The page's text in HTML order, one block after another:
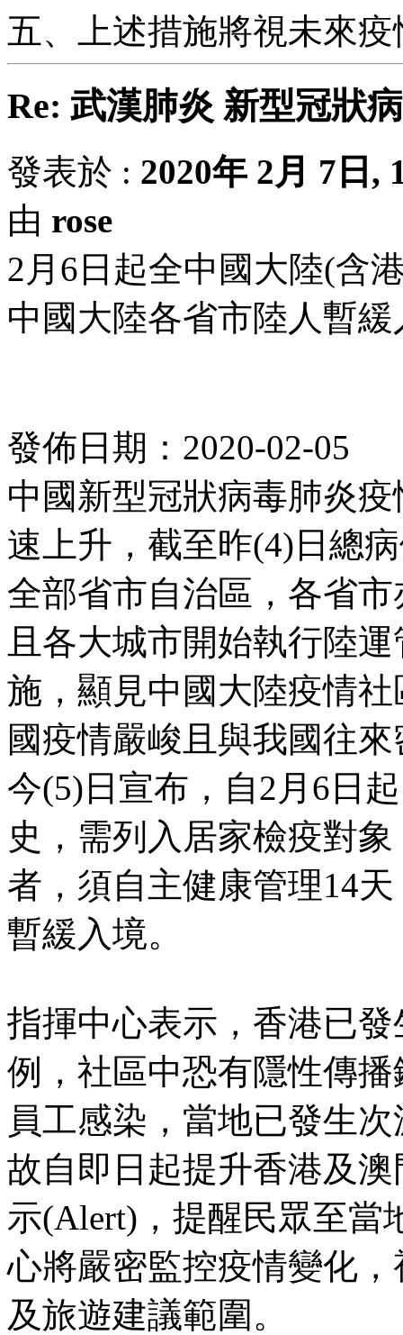
五、上述措施將視未來
Re: 武漢肺炎 新型冠狀
發表於 : 2020年 2月 7日,
由 rose
2月6日起全中國大陸(含
中國大陸各省市陸人暫緩
發佈日期：2020-02-05
中國新型冠狀病毒肺炎
速上升，截至昨(4)日總
全部省市自治區，各省
且各大城市開始執行陸
施，顯見中國大陸疫情
國疫情嚴峻且與我國往
今(5)日宣布，自2月6日
史，需列入居家檢疫對
者，須自主健康管理14
暫緩入境。
指揮中心表示，香港已
例，社區中恐有隱性傳
員工感染，當地已發生
故自即日起提升香港及
示(Alert)，提醒民眾至當
心將嚴密監控疫情變化
及旅遊建議範圍。